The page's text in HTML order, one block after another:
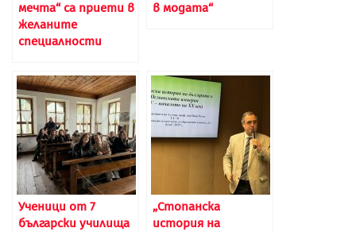
мечта“ са приети в
желаните
специалности
в модата“
Ученици от 7
български училища
„Стопанска
история на